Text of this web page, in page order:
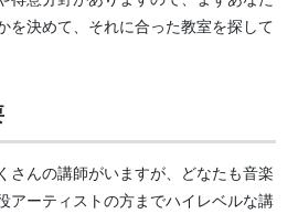
を決めて、それに合った教室を探して
さんの講師がいますが、どなたも音楽
アーティストの方までハイレベルな講